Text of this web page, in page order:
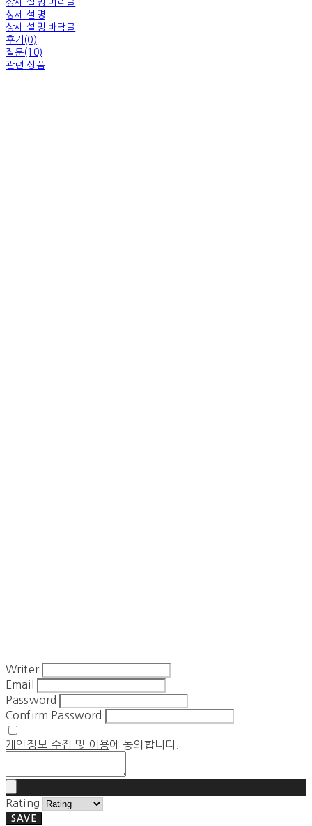
상세 설명 머리글
상세 설명
상세 설명 바닥글
후기(0)
질문(10)
관련 상품
Writer
Email
Password
Confirm Password
개인정보 수집 및 이용에 동의합니다.
Rating
SAVE